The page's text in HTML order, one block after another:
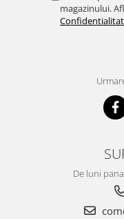
magazinului.
De luni